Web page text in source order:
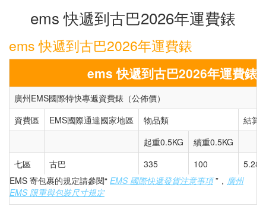
ems 快遞到古巴2026年運費錶
ems 快遞到古巴2026年運費錶
ems 快遞到古巴2026年運費錶
廣州EMS國際特快專遞資費錶（公佈價）
資費區
EMS國際通達國家地區 物品類
結算
起重0.5KG
續重0.5KG
七區
古巴 335 100
5.28
EMS 寄包裹的規定請參閱“ EMS 國際快遞發貨注意事項”， 廣州
EMS 限重與包裝尺寸規定